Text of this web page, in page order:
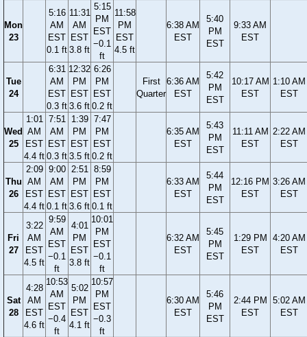
Mon
23
5:16
AM
EST
0.1 ft
11:31
AM
EST
3.8 ft
5:15
PM
EST
−0.1
ft
11:58
PM
EST
4.5 ft
6:38 AM
EST
5:40
PM
EST
9:33 AM
EST
Tue
24
6:31
AM
EST
0.3 ft
12:32
PM
EST
3.6 ft
6:26
PM
EST
0.2 ft
First
Quarter
6:36 AM
EST
5:42
PM
EST
10:17 AM
EST
1:10 AM
EST
Wed
25
1:01
AM
EST
4.4 ft
7:51
AM
EST
0.3 ft
1:39
PM
EST
3.5 ft
7:47
PM
EST
0.2 ft
6:35 AM
EST
5:43
PM
EST
11:11 AM
EST
2:22 AM
EST
Thu
26
2:09
AM
EST
4.4 ft
9:00
AM
EST
0.1 ft
2:51
PM
EST
3.6 ft
8:59
PM
EST
0.1 ft
6:33 AM
EST
5:44
PM
EST
12:16 PM
EST
3:26 AM
EST
Fri
27
3:22
AM
EST
4.5 ft
9:59
AM
EST
−0.1
ft
4:01
PM
EST
3.8 ft
10:01
PM
EST
−0.1
ft
6:32 AM
EST
5:45
PM
EST
1:29 PM
EST
4:20 AM
EST
Sat
28
4:28
AM
EST
4.6 ft
10:53
AM
EST
−0.4
ft
5:02
PM
EST
4.1 ft
10:57
PM
EST
−0.3
ft
6:30 AM
EST
5:46
PM
EST
2:44 PM
EST
5:02 AM
EST